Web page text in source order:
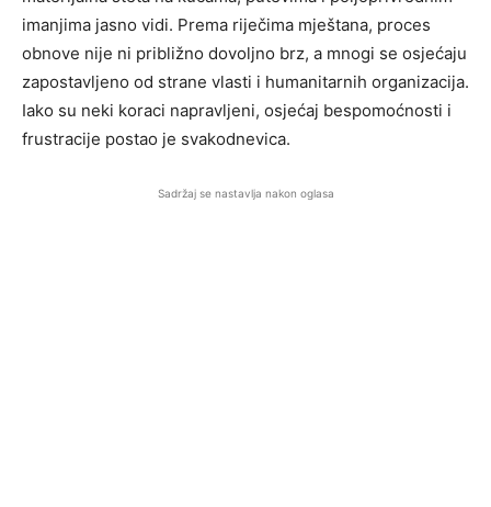
imanjima jasno vidi. Prema riječima mještana, proces
obnove nije ni približno dovoljno brz, a mnogi se osjećaju
zapostavljeno od strane vlasti i humanitarnih organizacija.
Iako su neki koraci napravljeni, osjećaj bespomoćnosti i
frustracije postao je svakodnevica.
Sadržaj se nastavlja nakon oglasa